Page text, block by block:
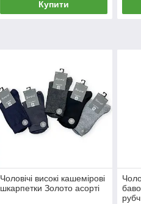
Купити
Чоловічі високі кашемірові
шкарпетки Золото асорті